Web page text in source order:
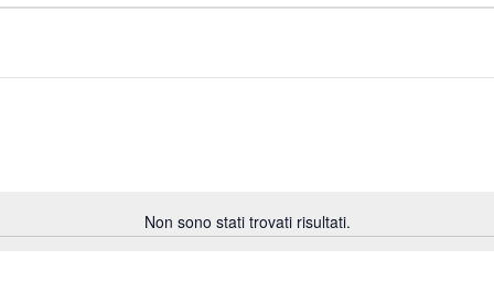
Notice
Non sono stati trovati risultati.